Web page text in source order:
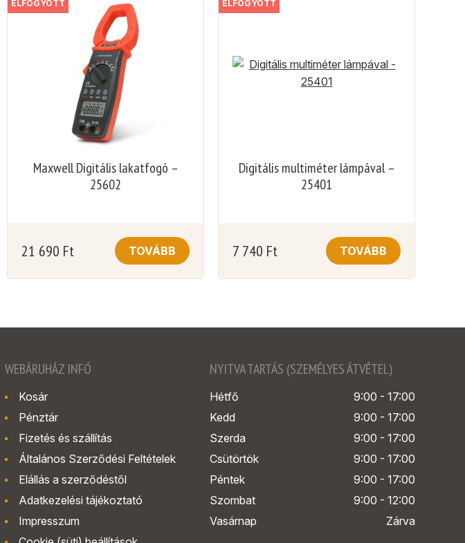
ELFOGYOTT
Maxwell Digitális lakatfogó –
25602
21 690 Ft TOVÁBB
ELFOGYOTT
Digitális multiméter lámpával –
25401
7 740 Ft TOVÁBB
WEBÁRUHÁZ INFÓ
Kosár
Pénztár
Fizetés és szállítás
Általános Szerződési Feltételek
Elállás a szerződéstől
Adatkezelési tájékoztató
Impresszum
NYITVA TARTÁS (SZEMÉLYES ÁTVÉTEL)
Hétfő
9:00 - 17:00
Kedd
9:00 - 17:00
Szerda
9:00 - 17:00
Csütörtök
9:00 - 17:00
Péntek
9:00 - 17:00
Szombat
9:00 - 12:00
Vasárnap
Zárva